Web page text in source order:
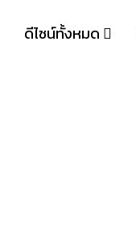
ดีไซน์ทั้งหมด